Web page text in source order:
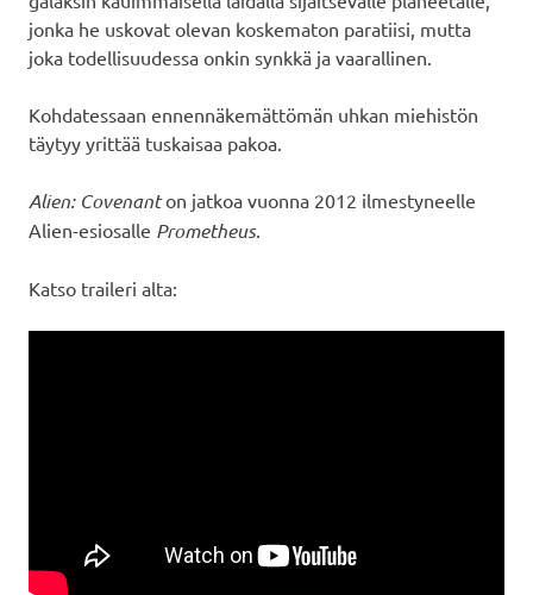
jonka he uskovat olevan koskematon paratiisi, mutta
joka todellisuudessa onkin synkkä ja vaarallinen.
Kohdatessaan ennennäkemättömän uhkan miehistön
täytyy yrittää tuskaisaa pakoa.
Alien: Covenanton jatkoa vuonna 2012 ilmestyneelle
Alien-esiosalle Prometheus.
Katso traileri alta: